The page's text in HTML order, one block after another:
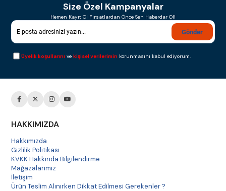
Size Özel Kampanyalar
Hemen Kayıt Ol Fırsatlardan Önce Sen Haberdar Ol!
Gönder
Üyelik koşullarını vekişisel verilerimin korunmasını kabul ediyorum.
HAKKIMIZDA
Hakkımızda
Gizlilik Politikası
KVKK Hakkında Bilgilendirme
Mağazalarımız
İletişim
Ürün Teslim Alınırken Dikkat Edilmesi Gerekenler ?